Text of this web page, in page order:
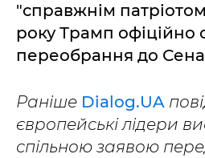
"справжнім
року Трамп офіційно
переобрання до
Раніше Dialog.UA
європейські лідери
спільною заявою